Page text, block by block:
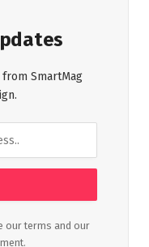
SmartMag
our terms and our